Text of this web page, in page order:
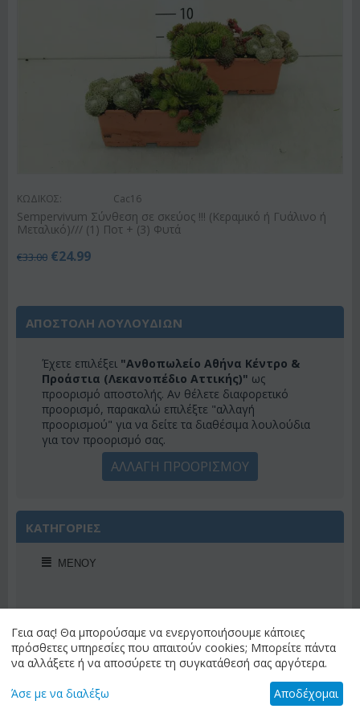
ΚΩΔΙΚΟΣ: Cac16
Sempervivum Σύνθεση σε σκεύος !!! (Κεραμικό ή Γυάλινο ή
Μεταλικό)/// (1) Ποτ + (3) Φυτά
€33.00 €24.99
ΑΠΟΣΤΟΛΗ ΛΟΥΛΟΥΔΙΩΝ
Έχετε επιλέξει "Ανθοπωλείο Αθήνα Κέντρο &
Προάστια (Λεκανοπέδιο Αττικής)" ως
προορισμό αποστολής. Αν θέλετε διαφορετικό
προορισμό, παρακαλώ επιλέξτε "αλλαγή
προορισμού" για να δείτε τα διαθέσιμα λουλούδια
για τον προορισμό σας.
ΑΛΛΑΓΗ ΠΡΟΟΡΙΣΜΟΥ
ΚΑΤΗΓΟΡΙΕΣ
ΜΕΝΟΎ
ΠΡΟΣΦΟΡΕΣ ΕΒΔΟΜΑΔΟΣ
Γεια σας! Θα μπορούσαμε να ενεργοποιήσουμε κάποιες
πρόσθετες υπηρεσίες που απαιτούν cookies; Μπορείτε πάντα
να αλλάξετε ή να αποσύρετε τη συγκατάθεσή σας αργότερα.
Άσε με να διαλέξω Αποδέχομαι